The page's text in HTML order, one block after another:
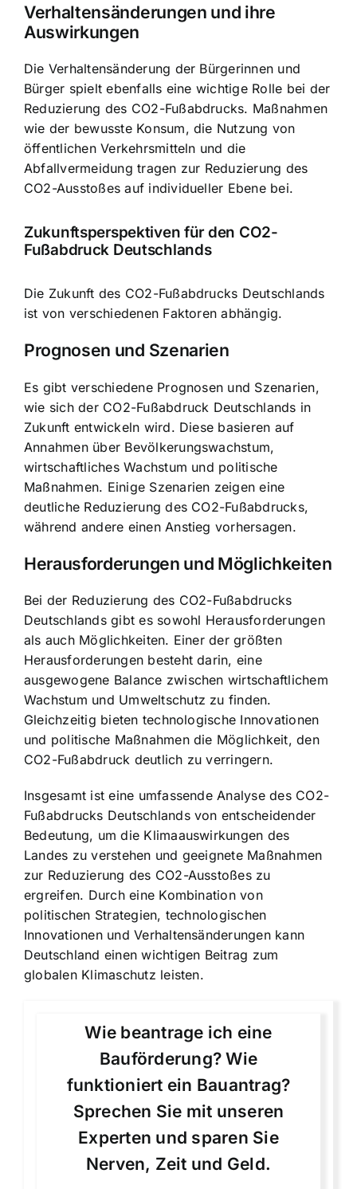
Verhaltensänderungen und ihre
Auswirkungen
Die Verhaltensänderung der Bürgerinnen und
Bürger spielt ebenfalls eine wichtige Rolle bei der
Reduzierung des CO2-Fußabdrucks. Maßnahmen
wie der bewusste Konsum, die Nutzung von
öffentlichen Verkehrsmitteln und die
Abfallvermeidung tragen zur Reduzierung des
CO2-Ausstoßes auf individueller Ebene bei.
Zukunftsperspektiven für den CO2-
Fußabdruck Deutschlands
Die Zukunft des CO2-Fußabdrucks Deutschlands
ist von verschiedenen Faktoren abhängig.
Prognosen und Szenarien
Es gibt verschiedene Prognosen und Szenarien,
wie sich der CO2-Fußabdruck Deutschlands in
Zukunft entwickeln wird. Diese basieren auf
Annahmen über Bevölkerungswachstum,
wirtschaftliches Wachstum und politische
Maßnahmen. Einige Szenarien zeigen eine
deutliche Reduzierung des CO2-Fußabdrucks,
während andere einen Anstieg vorhersagen.
Herausforderungen und Möglichkeiten
Bei der Reduzierung des CO2-Fußabdrucks
Deutschlands gibt es sowohl Herausforderungen
als auch Möglichkeiten. Einer der größten
Herausforderungen besteht darin, eine
ausgewogene Balance zwischen wirtschaftlichem
Wachstum und Umweltschutz zu finden.
Gleichzeitig bieten technologische Innovationen
und politische Maßnahmen die Möglichkeit, den
CO2-Fußabdruck deutlich zu verringern.
Insgesamt ist eine umfassende Analyse des CO2-
Fußabdrucks Deutschlands von entscheidender
Bedeutung, um die Klimaauswirkungen des
Landes zu verstehen und geeignete Maßnahmen
zur Reduzierung des CO2-Ausstoßes zu
ergreifen. Durch eine Kombination von
politischen Strategien, technologischen
Innovationen und Verhaltensänderungen kann
Deutschland einen wichtigen Beitrag zum
globalen Klimaschutz leisten.
Wie beantrage ich eine
Bauförderung? Wie
funktioniert ein Bauantrag?
Sprechen Sie mit unseren
Experten und sparen Sie
Nerven, Zeit und Geld.